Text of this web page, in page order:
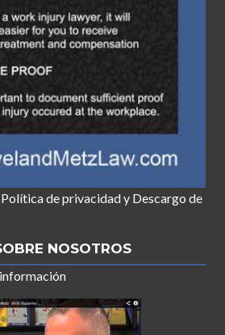
Política de privacidady Descargo de
NOSOTROS